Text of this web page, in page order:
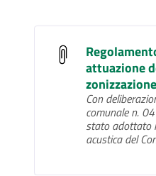
attuazione
Con
comunale n.
stato adottato
acustica del